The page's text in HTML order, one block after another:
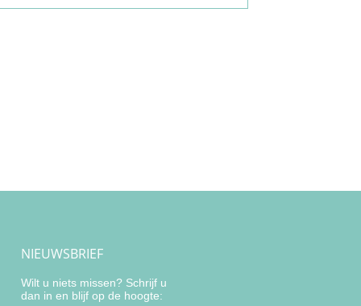
NIEUWSBRIEF
Wilt u niets missen? Schrijf u
dan in en blijf op de hoogte: